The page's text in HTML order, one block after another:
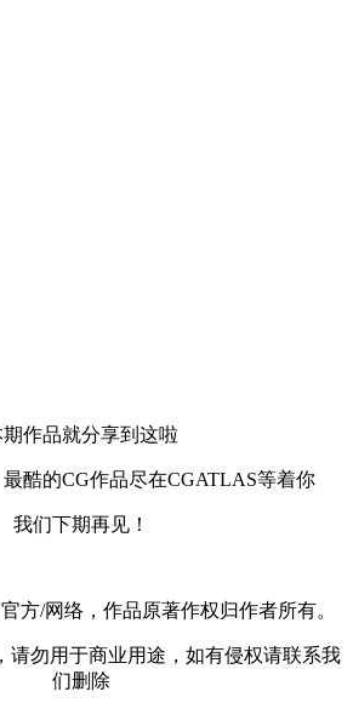
期作品就分享到这啦
酷的CG作品尽在CGATLAS等着你
我们下期再见！
方/网络，作品原著作权归作者所有。
请勿用于商业用途，如有侵权请联系我
们删除